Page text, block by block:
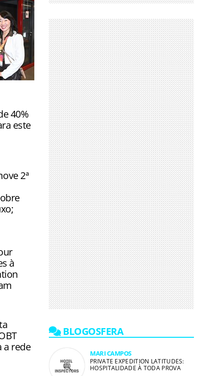
40%
este
2ª
à
a rede
BLOGOSFERA
MARI CAMPOS
PRIVATE EXPEDITION LATITUDES:
HOSPITALIDADE À TODA PROVA